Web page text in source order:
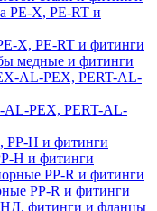
X, PE-RT и фитинги
медные и фитинги
AL-PEX, PERT-AL-
H и фитинги
PP-R и фитинги